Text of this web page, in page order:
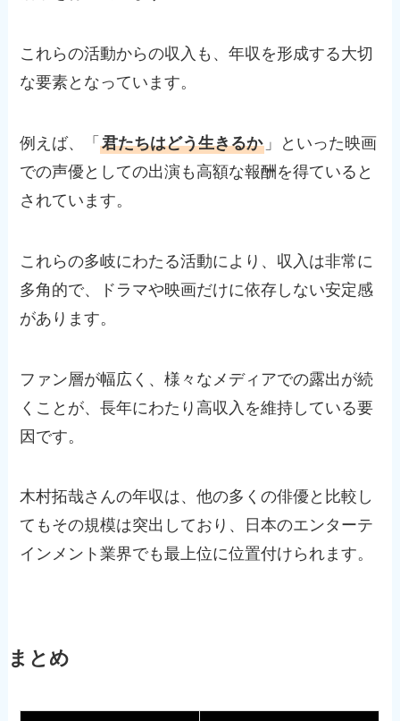
これらの活動からの収入も、年収を形成する大切
な要素となっています。
例えば、「君たちはどう生きるか 」といった映画
での声優としての出演も高額な報酬を得ていると
されています。
これらの多岐にわたる活動により、収入は非常に
多角的で、ドラマや映画だけに依存しない安定感
があります。
ファン層が幅広く、様々なメディアでの露出が続
くことが、長年にわたり高収入を維持している要
因です。
木村拓哉さんの年収は、他の多くの俳優と比較し
てもその規模は突出しており、日本のエンターテ
インメント業界でも最上位に位置付けられます。
まとめ